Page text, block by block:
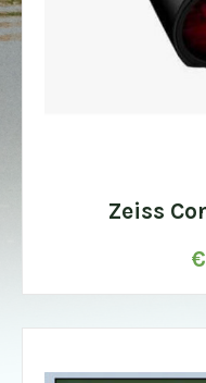
Zeiss
€